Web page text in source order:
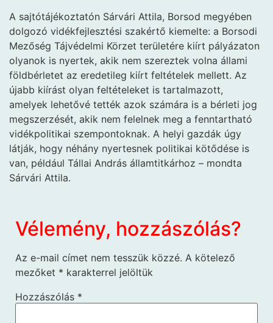
A sajtótájékoztatón Sárvári Attila, Borsod megyében
dolgozó vidékfejlesztési szakértő kiemelte: a Borsodi
Mezőség Tájvédelmi Körzet területére kiírt pályázaton
olyanok is nyertek, akik nem szereztek volna állami
földbérletet az eredetileg kiírt feltételek mellett. Az
újabb kiírást olyan feltételeket is tartalmazott,
amelyek lehetővé tették azok számára is a bérleti jog
megszerzését, akik nem felelnek meg a fenntartható
vidékpolitikai szempontoknak. A helyi gazdák úgy
látják, hogy néhány nyertesnek politikai kötődése is
van, például Tállai András államtitkárhoz – mondta
Sárvári Attila.
Vélemény, hozzászólás?
Az e-mail címet nem tesszük közzé. A kötelező
mezőket * karakterrel jelöltük
Hozzászólás *